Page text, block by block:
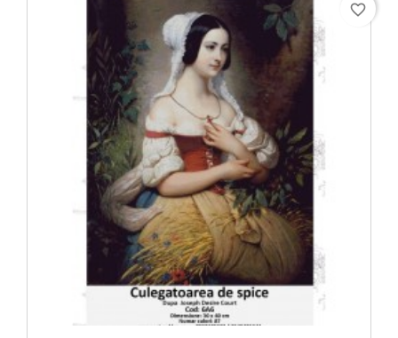
favorite_border